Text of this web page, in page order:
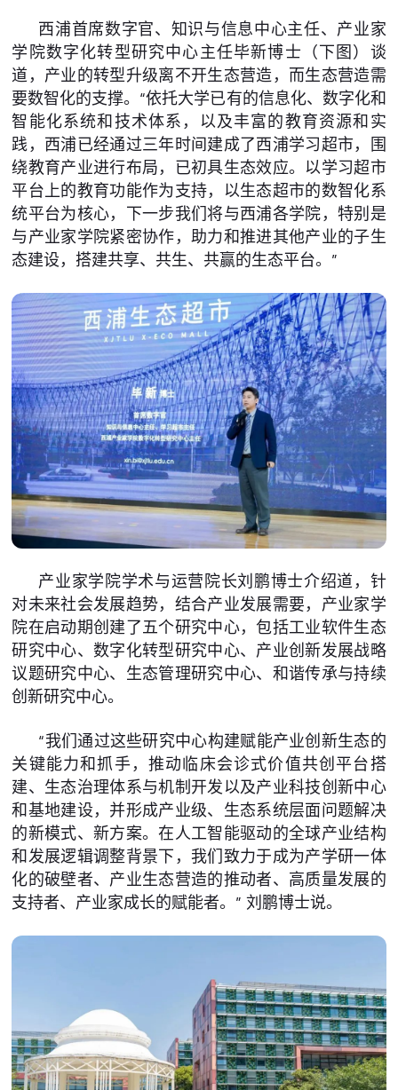
西浦首席数字官、知识与信息中心主任、产业家
学院数字化转型研究中心主任毕新博士（下图）谈
道，产业的转型升级离不开生态营造，而生态营造需
要数智化的支撑。“依托大学已有的信息化、数字化和
智能化系统和技术体系，以及丰富的教育资源和实
践，西浦已经通过三年时间建成了西浦学习超市，围
绕教育产业进行布局，已初具生态效应。以学习超市
平台上的教育功能作为支持，以生态超市的数智化系
统平台为核心，下一步我们将与西浦各学院，特别是
与产业家学院紧密协作，助力和推进其他产业的子生
态建设，搭建共享、共生、共赢的生态平台。”
产业家学院学术与运营院长刘鹏博士介绍道，针
对未来社会发展趋势，结合产业发展需要，产业家学
院在启动期创建了五个研究中心，包括工业软件生态
研究中心、数字化转型研究中心、产业创新发展战略
议题研究中心、生态管理研究中心、和谐传承与持续
创新研究中心。
“我们通过这些研究中心构建赋能产业创新生态的
关键能力和抓手，推动临床会诊式价值共创平台搭
建、生态治理体系与机制开发以及产业科技创新中心
和基地建设，并形成产业级、生态系统层面问题解决
的新模式、新方案。在人工智能驱动的全球产业结构
和发展逻辑调整背景下，我们致力于成为产学研一体
化的破壁者、产业生态营造的推动者、高质量发展的
支持者、产业家成长的赋能者。” 刘鹏博士说。